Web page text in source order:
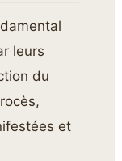
leurs
du
et